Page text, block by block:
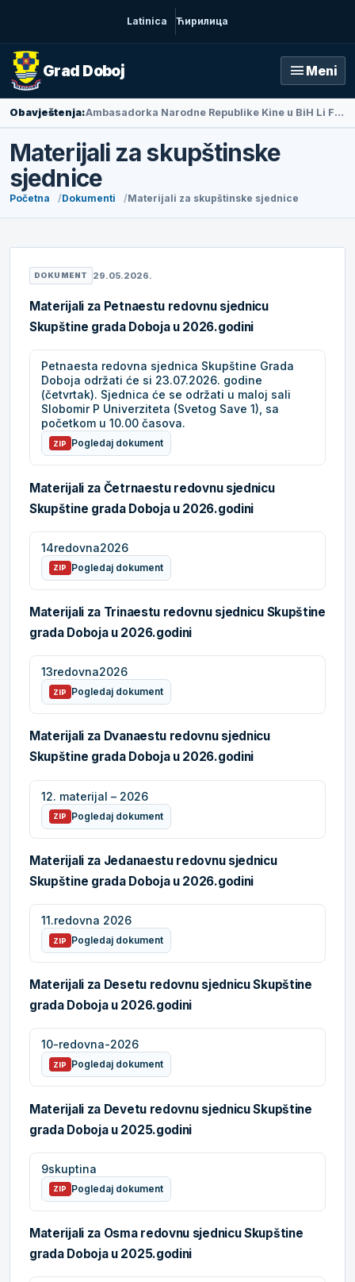
Latinica Ћирилица
Grad Doboj menu Meni
Obavještenja: Ambasadorka Narodne Republike Kine u BiH Li Fan posjetila Doboj
Materijali za skupštinske
sjednice
Početna Dokumenti Materijali za skupštinske sjednice
DOKUMENT 29.05.2026.
Materijali za Petnaestu redovnu sjednicu
Skupštine grada Doboja u 2026.godini
Petnaesta redovna sjednica Skupštine Grada
Doboja održati će si 23.07.2026. godine
(četvrtak). Sjednica će se održati u maloj sali
Slobomir P Univerziteta (Svetog Save 1), sa
početkom u 10.00 časova.
ZIP Pogledaj dokument
Materijali za Četrnaestu redovnu sjednicu
Skupštine grada Doboja u 2026.godini
14redovna2026
ZIP Pogledaj dokument
Materijali za Trinaestu redovnu sjednicu Skupštine
grada Doboja u 2026.godini
13redovna2026
ZIP Pogledaj dokument
Materijali za Dvanaestu redovnu sjednicu
Skupštine grada Doboja u 2026.godini
12. materijal – 2026
ZIP Pogledaj dokument
Materijali za Jedanaestu redovnu sjednicu
Skupštine grada Doboja u 2026.godini
11.redovna 2026
ZIP Pogledaj dokument
Materijali za Desetu redovnu sjednicu Skupštine
grada Doboja u 2026.godini
10-redovna-2026
ZIP Pogledaj dokument
Materijali za Devetu redovnu sjednicu Skupštine
grada Doboja u 2025.godini
9skuptina
ZIP Pogledaj dokument
Materijali za Osma redovnu sjednicu Skupštine
grada Doboja u 2025.godini